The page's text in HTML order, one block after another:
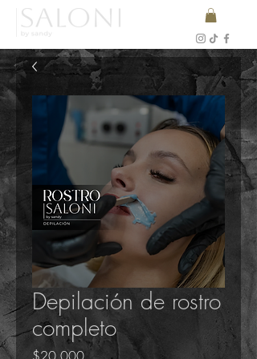
Depilación de rostro
completo
Precio